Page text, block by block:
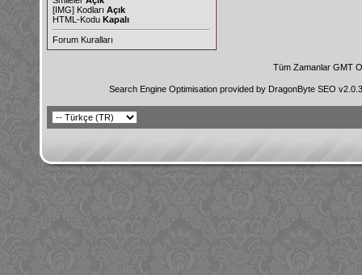
[IMG] Kodları Açık
HTML-Kodu Kapalı
Forum Kuralları
Tüm Zamanlar GMT
Search Engine Optimisation provided by DragonByte SEO